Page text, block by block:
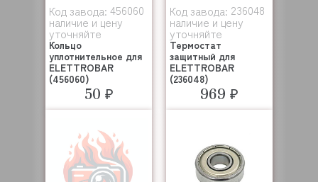
Код завода: 456060
наличие и цену
уточняйте
Кольцо
уплотнительное для
ELETTROBAR
(456060)
50 ₽
Код завода: 236048
наличие и цену
уточняйте
Термостат
защитный для
ELETTROBAR
(236048)
969 ₽